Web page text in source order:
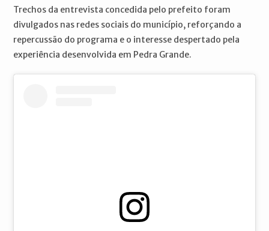
Trechos da entrevista concedida pelo prefeito foram
divulgados nas redes sociais do município, reforçando a
repercussão do programa e o interesse despertado pela
experiência desenvolvida em Pedra Grande.